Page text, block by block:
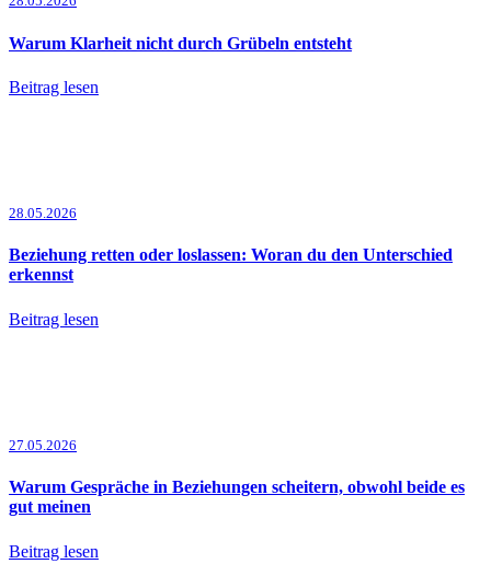
Warum Klarheit nicht durch Grübeln entsteht
Beitrag lesen
28.05.2026
Beziehung retten oder loslassen: Woran du den Unterschied
erkennst
Beitrag lesen
27.05.2026
Warum Gespräche in Beziehungen scheitern, obwohl beide es
gut meinen
Beitrag lesen